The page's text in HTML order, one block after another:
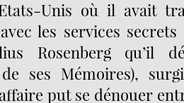
Unis où il avait
les services secrets
Rosenberg qu’il
ses Mémoires),
put se dénouer